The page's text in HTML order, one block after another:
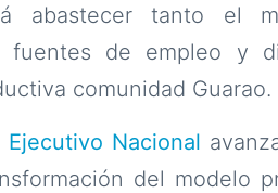
abastecer tanto el
fuentes de empleo y
comunidad Guarao.
Ejecutivo Nacional
del modelo